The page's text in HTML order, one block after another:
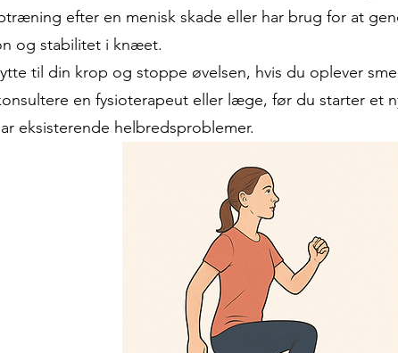
efter en menisk skade eller har brug for at
og stabilitet i knæet.
til din krop og stoppe øvelsen, hvis du oplever
en fysioterapeut eller læge, før du starter et
eksisterende helbredsproblemer.